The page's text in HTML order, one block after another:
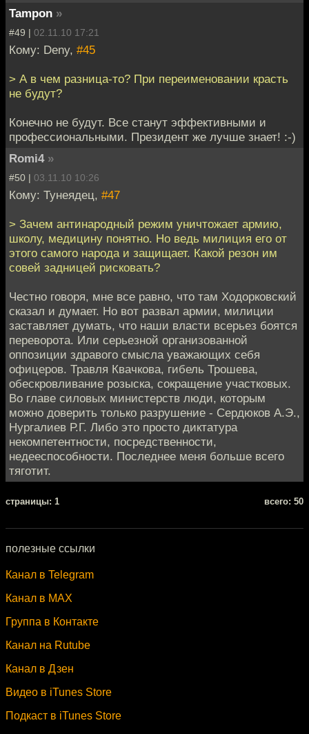
Tampon »
#49 | 02.11.10 17:21
Кому: Deny, #45
> А в чем разница-то? При переименовании красть
не будут?
Конечно не будут. Все станут эффективными и
профессиональными. Президент же лучше знает! :-)
Romi4 »
#50 | 03.11.10 10:26
Кому: Тунеядец, #47
> Зачем антинародный режим уничтожает армию,
школу, медицину понятно. Но ведь милиция его от
этого самого народа и защищает. Какой резон им
совей задницей рисковать?
Честно говоря, мне все равно, что там Ходорковский
сказал и думает. Но вот развал армии, милиции
заставляет думать, что наши власти всерьез боятся
переворота. Или серьезной организованной
оппозиции здравого смысла уважающих себя
офицеров. Травля Квачкова, гибель Трошева,
обескровливание розыска, сокращение участковых.
Во главе силовых министерств люди, которым
можно доверить только разрушение - Сердюков А.Э.,
Нургалиев Р.Г. Либо это просто диктатура
некомпетентности, посредственности,
недееспособности. Последнее меня больше всего
тяготит.
cтраницы: 1 всего: 50
полезные ссылки
Канал в Telegram
Канал в MAX
Группа в Контакте
Канал на Rutube
Канал в Дзен
Видео в iTunes Store
Подкаст в iTunes Store